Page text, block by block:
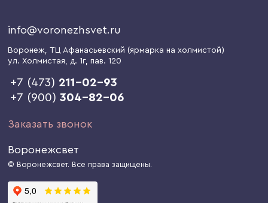
info@voronezhsvet.ru
Воронеж, ТЦ Афанасьевский (ярмарка на холмистой)
ул. Холмистая, д. 1г, пав. 120
+7 (473) 211-02-93
+7 (900)304-82-06
Заказать звонок
Воронежсвет
© Воронежсвет. Все права защищены.